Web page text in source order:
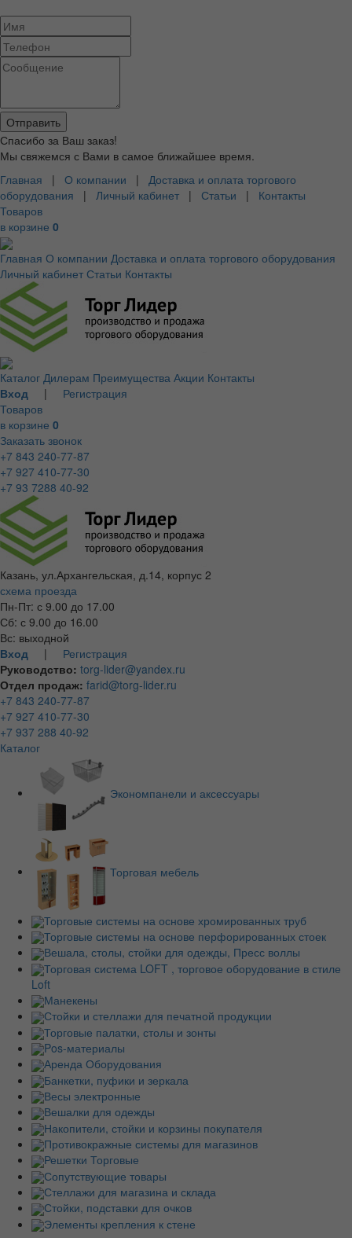
Спасибо за Ваш заказ!
Мы свяжемся с Вами в самое ближайшее время.
Главная | О компании | Доставка и оплата торгового
оборудования | Личный кабинет | Статьи | Контакты
Товаров
в корзине 0
Главная О компании Доставка и оплата торгового оборудования
Личный кабинет Статьи Контакты
Каталог Дилерам Преимущества Акции Контакты
Вход | Регистрация
Товаров
в корзине 0
Заказать звонок
+7 843 240-77-87
+7 927 410-77-30
+7 93 7288 40-92
Казань, ул.Архангельская, д.14, корпус 2
схема проезда
Пн-Пт: с 9.00 до 17.00
Сб: с 9.00 до 16.00
Вс: выходной
Вход | Регистрация
Руководство: torg-lider@yandex.ru
Отдел продаж: farid@torg-lider.ru
+7 843 240-77-87
+7 927 410-77-30
+7 937 288 40-92
Каталог
Экономпанели и аксессуары
Торговая мебель
Торговые системы на основе хромированных труб
Торговые системы на основе перфорированных стоек
Вешала, столы, стойки для одежды, Пресс воллы
Торговая система LOFT , торговое оборудование в стиле
Loft
Манекены
Стойки и стеллажи для печатной продукции
Торговые палатки, столы и зонты
Pos-материалы
Аренда Оборудования
Банкетки, пуфики и зеркала
Весы электронные
Вешалки для одежды
Накопители, стойки и корзины покупателя
Противокражные системы для магазинов
Решетки Торговые
Сопутствующие товары
Стеллажи для магазина и склада
Стойки, подставки для очков
Элементы крепления к стене